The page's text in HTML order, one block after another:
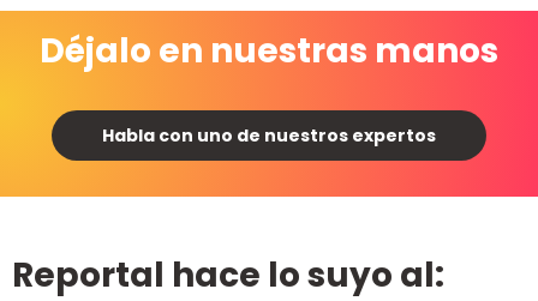
Déjalo en nuestras manos
Habla con uno de nuestros expertos
Reportal hace lo suyo al: